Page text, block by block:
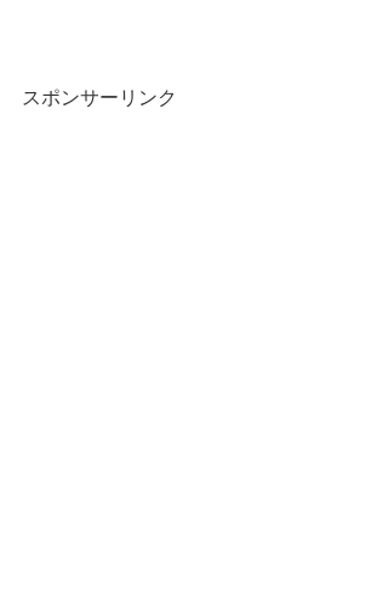
スポンサーリンク